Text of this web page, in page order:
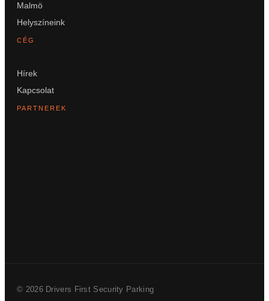
Malmö
Helyszíneink
CÉG
Hírek
Kapcsolat
PARTNEREK
© 2026 Drivers First Security Parking